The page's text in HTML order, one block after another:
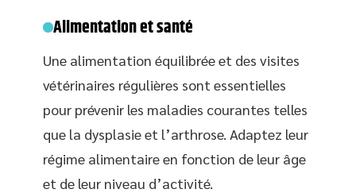
Alimentation et santé
Une alimentation équilibrée et des visites
vétérinaires régulières sont essentielles
pour prévenir les maladies courantes telles
que la dysplasie et l’arthrose. Adaptez leur
régime alimentaire en fonction de leur âge
et de leur niveau d’activité.